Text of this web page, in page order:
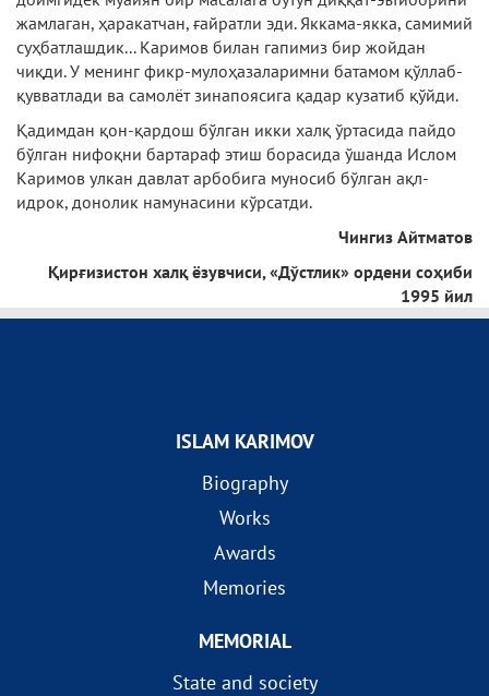
жамлаган, ҳаракатчан, ғайратли эди. Яккама-якка, самимий
суҳбатлашдик... Каримов билан гапимиз бир жойдан
чиқди. У менинг фикр-мулоҳазаларимни батамом қўллаб-
қувватлади ва самолёт зинапоясига қадар кузатиб қўйди.
Қадимдан қон-қардош бўлган икки халқ ўртасида пайдо
бўлган нифоқни бартараф этиш борасида ўшанда Ислом
Каримов улкан давлат арбобига муносиб бўлган ақл-
идрок, донолик намунасини кўрсатди.
Чингиз Айтматов
Қирғизистон халқ ёзувчиси, «Дўстлик» ордени соҳиби
1995 йил
ISLAM KARIMOV
Biography
Works
Awards
Memories
MEMORIAL
State and society